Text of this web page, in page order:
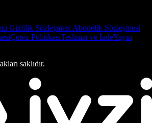
Gizlilik Sözleşmesi Abonelik Sözleşmesi
Çerez PolitikasıTeslimat ve İadeYayın
saklıdır.